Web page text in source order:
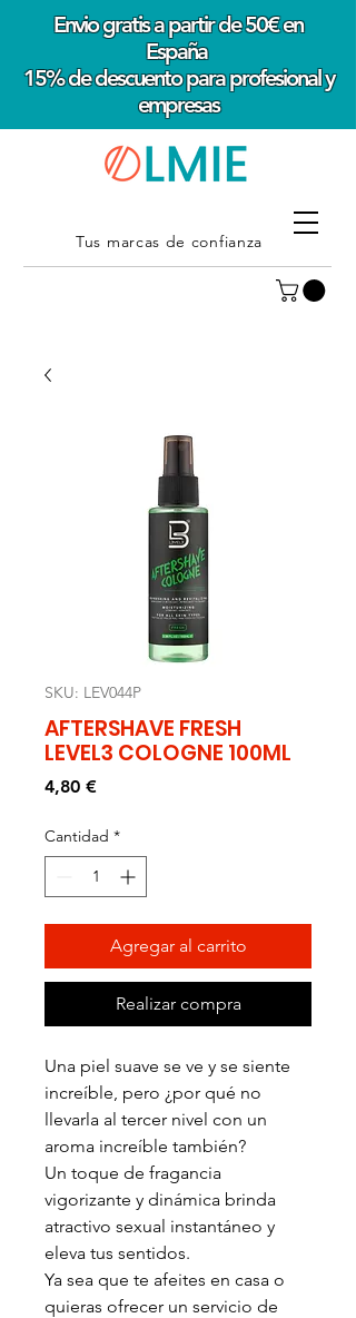
Envio gratis a partir de 50€ en
España
15% de descuento para profesional y
empresas
Tus marcas de confianza
SKU: LEV044P
AFTERSHAVE FRESH
LEVEL3 COLOGNE 100ML
4,80 €Precio
Cantidad *
Agregar al carrito
Realizar compra
Una piel suave se ve y se siente
increíble, pero ¿por qué no
llevarla al tercer nivel con un
aroma increíble también?
Un toque de fragancia
vigorizante y dinámica brinda
atractivo sexual instantáneo y
eleva tus sentidos.
Ya sea que te afeites en casa o
quieras ofrecer un servicio de